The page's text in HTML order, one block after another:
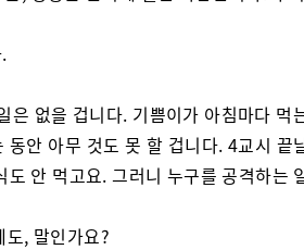
은 없을 겁니다. 기쁨이가 아침마다 먹
동안 아무 것도 못 할 겁니다. 4교시 끝
도 안 먹고요. 그러니 누구를 공격하는
, 말인가요?